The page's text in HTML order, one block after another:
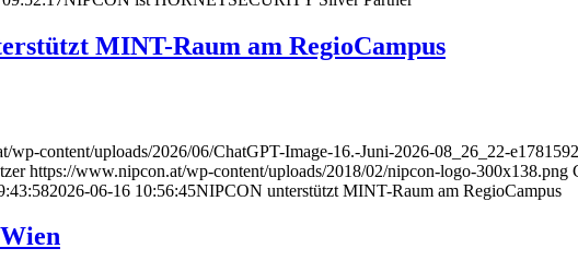
MINT-Raum am RegioCampus
wp-content/uploads/2026/06/ChatGPT-Image-16.-Juni-2026-08_26_22-
https://www.nipcon.at/wp-content/uploads/2018/02/nipcon-logo-300x138.png
2026-06-16 10:56:45NIPCON unterstützt MINT-Raum am RegioCampus